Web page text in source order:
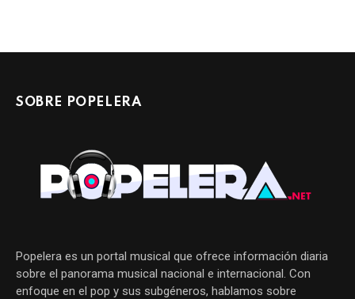
SOBRE POPELERA
Popelera es un portal musical que ofrece información diaria
sobre el panorama musical nacional e internacional. Con
enfoque en el pop y sus subgéneros, hablamos sobre